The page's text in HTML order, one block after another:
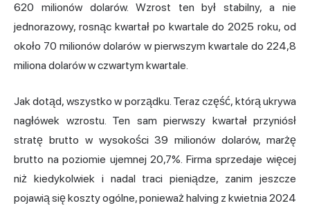
620 milionów dolarów. Wzrost ten był stabilny, a nie
jednorazowy, rosnąc kwartał po kwartale do 2025 roku, od
około 70 milionów dolarów w pierwszym kwartale do 224,8
miliona dolarów w czwartym kwartale.
Jak dotąd, wszystko w porządku. Teraz część, którą ukrywa
nagłówek wzrostu. Ten sam pierwszy kwartał przyniósł
stratę brutto w wysokości 39 milionów dolarów, marżę
brutto na poziomie ujemnej 20,7%. Firma sprzedaje więcej
niż kiedykolwiek i nadal traci pieniądze, zanim jeszcze
pojawią się koszty ogólne, ponieważ halving z kwietnia 2024